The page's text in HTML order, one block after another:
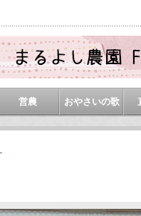
営農 おやさいの歌